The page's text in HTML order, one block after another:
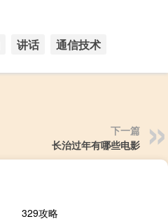
讲话 通信技术
下一篇
长治过年有哪些电影
329攻略